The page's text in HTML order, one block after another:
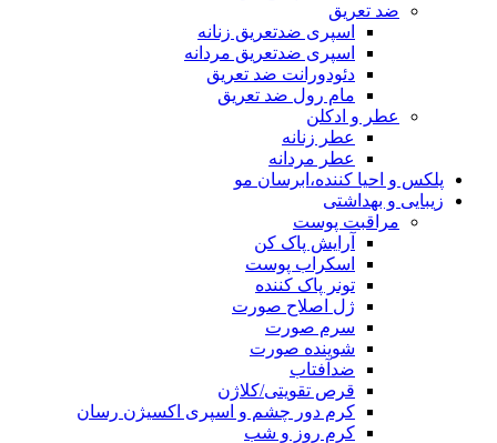
ضد تعریق
اسپری ضدتعریق زنانه
اسپری ضدتعریق مردانه
دئودورانت ضد تعریق
مام رول ضد تعریق
عطر و ادکلن
عطر زنانه
عطر مردانه
پلکس و احیا کننده،ابرسان مو
زیبایی و بهداشتی
مراقبت پوست
آرایش پاک کن
اسکراب پوست
تونر پاک کننده
ژل اصلاح صورت
سرم صورت
شوینده صورت
ضدآفتاب
قرص تقویتی/کلاژن
کرم دور چشم و اسپری اکسیژن رسان
کرم روز و شب